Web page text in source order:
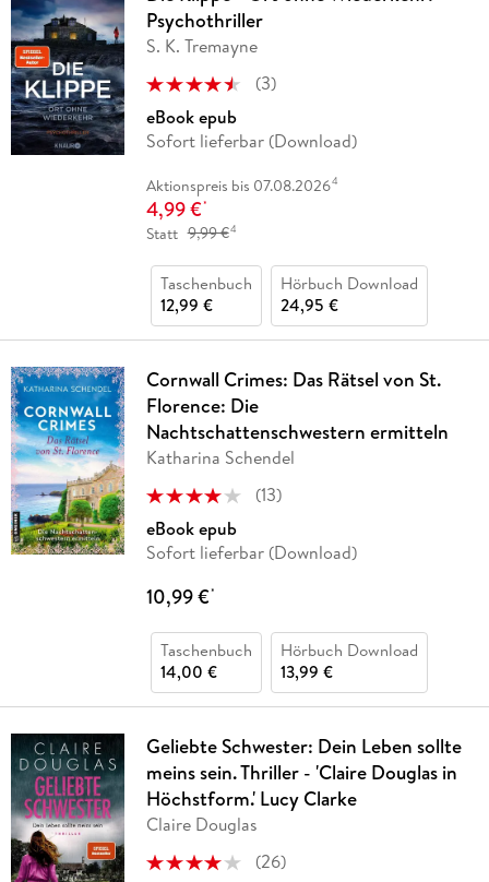
Psychothriller
S. K. Tremayne
(3)
eBook epub
Sofort lieferbar (Download)
Aktionspreis bis 07.08.20264
4,99 €*
Statt 9,99 €4
Taschenbuch
12,99 €
Hörbuch Download
24,95 €
Cornwall Crimes: Das Rätsel von St.
Florence: Die
Nachtschattenschwestern ermitteln
Katharina Schendel
(13)
eBook epub
Sofort lieferbar (Download)
10,99 €*
Taschenbuch
14,00 €
Hörbuch Download
13,99 €
Geliebte Schwester: Dein Leben sollte
meins sein. Thriller - 'Claire Douglas in
Höchstform.' Lucy Clarke
Claire Douglas
(26)